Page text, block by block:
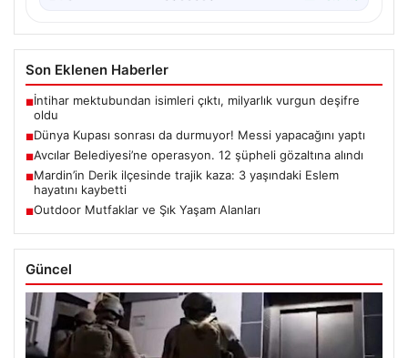
Son Eklenen Haberler
■İntihar mektubundan isimleri çıktı, milyarlık vurgun deşifre
oldu
■Dünya Kupası sonrası da durmuyor! Messi yapacağını yaptı
■Avcılar Belediyesi’ne operasyon. 12 şüpheli gözaltına alındı
■Mardin’in Derik ilçesinde trajik kaza: 3 yaşındaki Eslem
hayatını kaybetti
■Outdoor Mutfaklar ve Şık Yaşam Alanları
Güncel